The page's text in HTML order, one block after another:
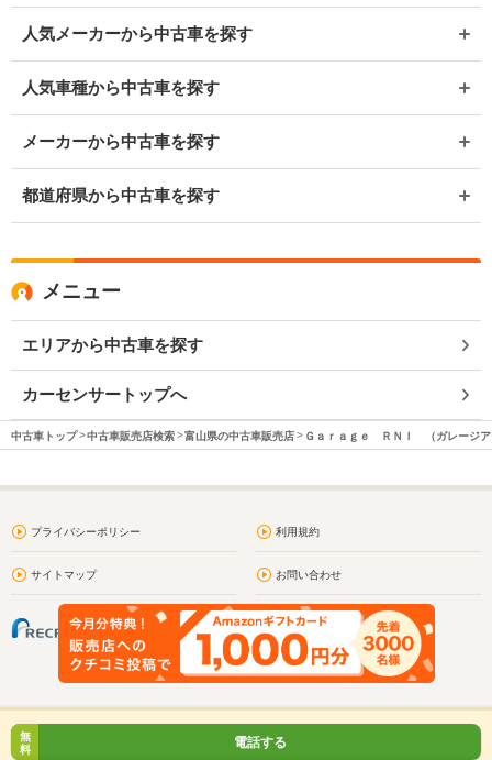
人気メーカーから中古車を探す
人気車種から中古車を探す
メーカーから中古車を探す
都道府県から中古車を探す
メニュー
エリアから中古車を探す
カーセンサートップへ
中古車トップ 中古車販売店検索 富山県の中古車販売店 Ｇａｒａｇｅ ＲＮＩ （ガレージア
プライバシーポリシー 利用規約
サイトマップ お問い合わせ
無
料
電話する